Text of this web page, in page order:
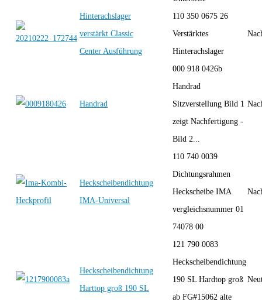
Hinterachslager
verstärkt Classic
Center Ausführung
110 350 0675 26
Verstärktes
Hinterachslager
Handrad
000 918 0426b
Handrad
Sitzverstellung Bild 1
zeigt Nachfertigung -
Bild 2...
Heckscheibendichtung
IMA-Universal
110 740 0039
Dichtungsrahmen
Heckscheibe IMA
vergleichsnummer 01
74078 00
Heckscheibendichtung
Harttop groß 190 SL
121 790 0083
Heckscheibendichtung
190 SL Hardtop groß
ab FG#15062 alte